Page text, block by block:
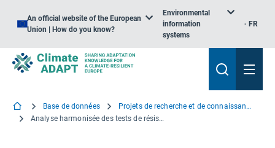
An official website of the European
Union | How do you know?
Environmental
information
systems
FR
Base de données
Projets de recherche et de connaissance
Analyse harmonisée des tests de résistance pour les infrastructures critiques contre les risques naturels